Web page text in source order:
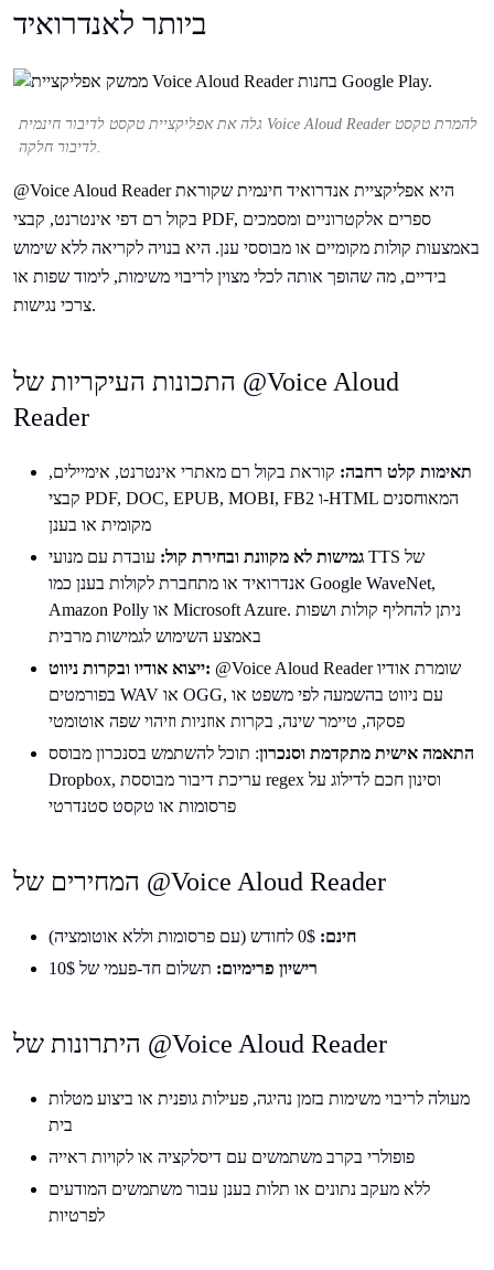
ביותר לאנדרואיד
גלה את אפליקציית טקסט לדיבור חינמית Voice Aloud Reader להמרת טקסט
@Voice Aloud Reader היא אפליקציית אנדרואיד חינמית שקוראת
בקול רם דפי אינטרנט, קבצי PDF, ספרים אלקטרוניים ומסמכים
באמצעות קולות מקומיים או מבוססי ענן. היא בנויה לקריאה ללא שימוש
בידיים, מה שהופך אותה לכלי מצוין לריבוי משימות, לימוד שפות או
צרכי נגישות.
התכונות העיקריות של @Voice Aloud
Reader
תאימות קלט רחבה: קוראת בקול רם מאתרי אינטרנט, אימיילים,
קבצי PDF, DOC, EPUB, MOBI, FB2 ו-HTML המאוחסנים
מקומית או בענן
גמישות לא מקוונת ובחירת קול: עובדת עם מנועי TTS של
אנדרואיד או מתחברת לקולות בענן כמו Google WaveNet,
Amazon Polly או Microsoft Azure. ניתן להחליף קולות ושפות
באמצע השימוש לגמישות מרבית
ייצוא אודיו ובקרות ניווט: @Voice Aloud Reader שומרת אודיו
בפורמטים WAV או OGG, עם ניווט בהשמעה לפי משפט או
פסקה, טיימר שינה, בקרות אוזניות וזיהוי שפה אוטומטי
התאמה אישית מתקדמת וסנכרון: תוכל להשתמש בסנכרון מבוסס
Dropbox, עריכת דיבור מבוססת regex וסינון חכם לדילוג על
פרסומות או טקסט סטנדרטי
המחירים של @Voice Aloud Reader
חינם:
רישיון פרימיום: תשלום חד-פעמי של 10$
היתרונות של @Voice Aloud Reader
מעולה לריבוי משימות בזמן נהיגה, פעילות גופנית או ביצוע מטלות
בית
פופולרי בקרב משתמשים עם דיסלקציה או לקויות ראייה
ללא מעקב נתונים או תלות בענן עבור משתמשים המודעים
לפרטיות